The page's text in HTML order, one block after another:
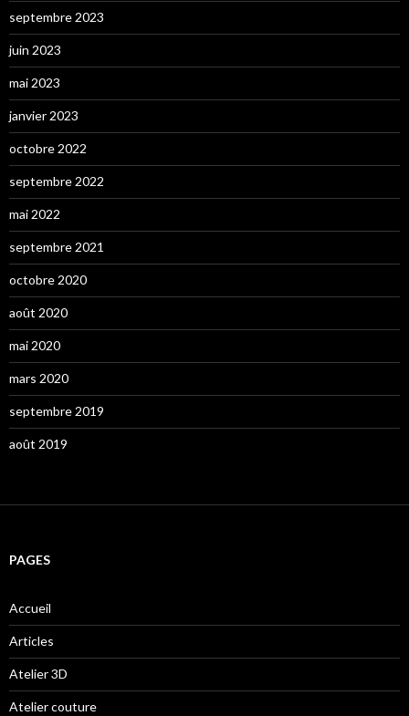
septembre 2023
juin 2023
mai 2023
janvier 2023
octobre 2022
septembre 2022
mai 2022
septembre 2021
octobre 2020
août 2020
mai 2020
mars 2020
septembre 2019
août 2019
PAGES
Accueil
Articles
Atelier 3D
Atelier couture